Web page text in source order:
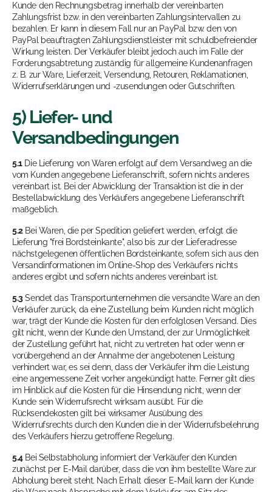
Kunde den Rechnungsbetrag innerhalb der vereinbarten
Zahlungsfrist bzw. in den vereinbarten Zahlungsintervallen zu
bezahlen. Er kann in diesem Fall nur an PayPal bzw. den von
PayPal beauftragten Zahlungsdienstleister mit schuldbefreiender
Wirkung leisten. Der Verkäufer bleibt jedoch auch im Falle der
Forderungsabtretung zuständig für allgemeine Kundenanfragen
z. B. zur Ware, Lieferzeit, Versendung, Retouren, Reklamationen,
Widerrufserklärungen und -zusendungen oder Gutschriften.
5) Liefer- und
Versandbedingungen
5.1Die Lieferung von Waren erfolgt auf dem Versandweg an die
vom Kunden angegebene Lieferanschrift, sofern nichts anderes
vereinbart ist. Bei der Abwicklung der Transaktion ist die in der
Bestellabwicklung des Verkäufers angegebene Lieferanschrift
maßgeblich.
5.2Bei Waren, die per Spedition geliefert werden, erfolgt die
Lieferung "frei Bordsteinkante", also bis zur der Lieferadresse
nächstgelegenen öffentlichen Bordsteinkante, sofern sich aus den
Versandinformationen im Online-Shop des Verkäufers nichts
anderes ergibt und sofern nichts anderes vereinbart ist.
5.3Sendet das Transportunternehmen die versandte Ware an den
Verkäufer zurück, da eine Zustellung beim Kunden nicht möglich
war, trägt der Kunde die Kosten für den erfolglosen Versand. Dies
gilt nicht, wenn der Kunde den Umstand, der zur Unmöglichkeit
der Zustellung geführt hat, nicht zu vertreten hat oder wenn er
vorübergehend an der Annahme der angebotenen Leistung
verhindert war, es sei denn, dass der Verkäufer ihm die Leistung
eine angemessene Zeit vorher angekündigt hatte. Ferner gilt dies
im Hinblick auf die Kosten für die Hinsendung nicht, wenn der
Kunde sein Widerrufsrecht wirksam ausübt. Für die
Rücksendekosten gilt bei wirksamer Ausübung des
Widerrufsrechts durch den Kunden die in der Widerrufsbelehrung
des Verkäufers hierzu getroffene Regelung.
5.4Bei Selbstabholung informiert der Verkäufer den Kunden
zunächst per E-Mail darüber, dass die von ihm bestellte Ware zur
Abholung bereit steht. Nach Erhalt dieser E-Mail kann der Kunde